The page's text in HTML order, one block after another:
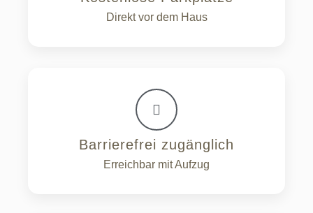
Direkt vor dem Haus
Barrierefrei zugänglich
Erreichbar mit Aufzug